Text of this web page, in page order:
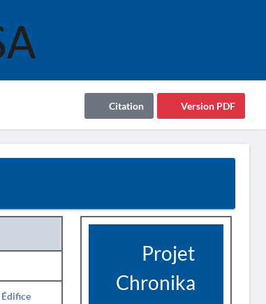
Version PDF
Citation
Édifice
Projet
Chronika